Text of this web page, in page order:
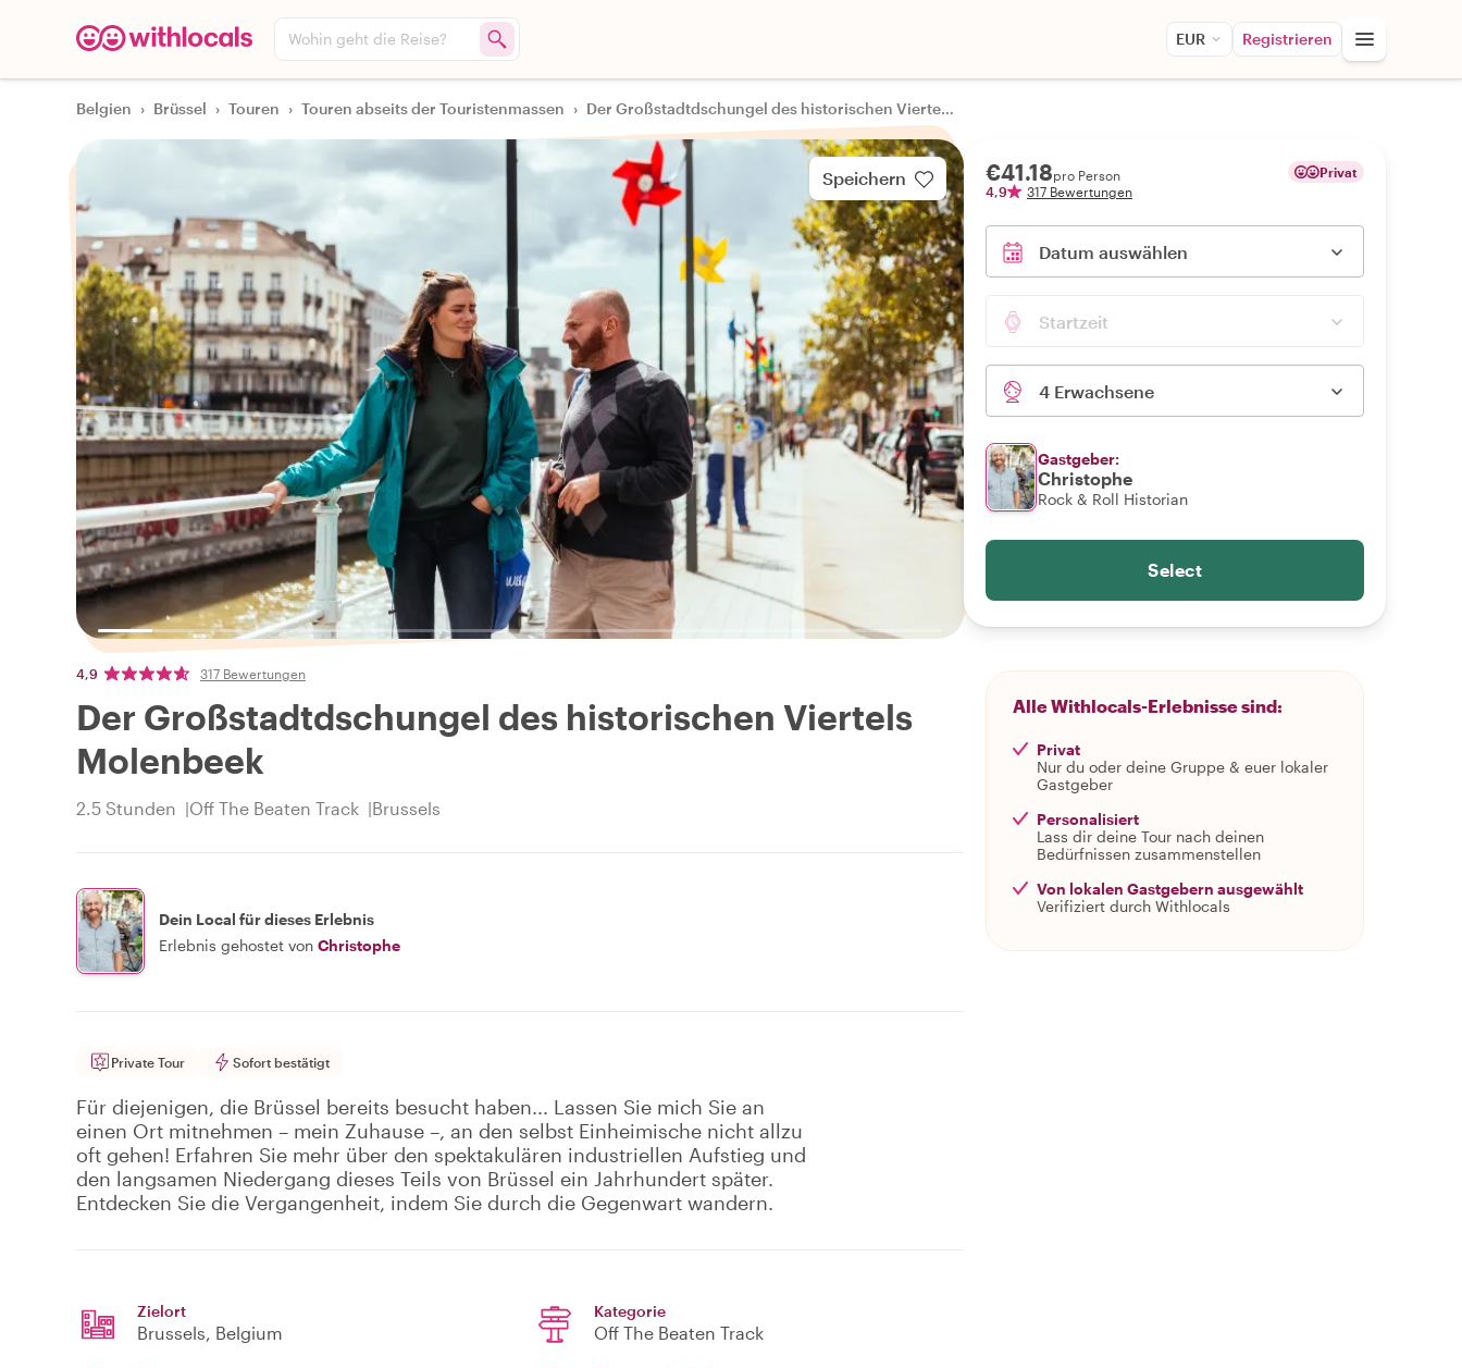
Wohin geht die Reise? EUR Registrieren
Belgien › Brüssel › Touren › Touren abseits der Touristenmassen › Der Großstadtdschungel des historischen Viertels Molenbeek
Speichern
4,9 317 Bewertungen
Der Großstadtdschungel des historischen Viertels
Molenbeek
2.5 Stunden Off The Beaten Track Brussels
Dein Local für dieses Erlebnis
Erlebnis gehostet von Christophe
Private Tour Sofort bestätigt
Für diejenigen, die Brüssel bereits besucht haben... Lassen Sie mich Sie an
einen Ort mitnehmen – mein Zuhause –, an den selbst Einheimische nicht allzu
oft gehen! Erfahren Sie mehr über den spektakulären industriellen Aufstieg und
den langsamen Niedergang dieses Teils von Brüssel ein Jahrhundert später.
Entdecken Sie die Vergangenheit, indem Sie durch die Gegenwart wandern.
Zielort
Brussels, Belgium
Kategorie
Off The Beaten Track
€41.18pro Person
4,9
317 Bewertungen
Privat
Datum auswählen
Startzeit
4 Erwachsene
Gastgeber:
Christophe
Rock & Roll Historian
Select
Alle Withlocals-Erlebnisse sind:
Privat
Nur du oder deine Gruppe & euer lokaler
Gastgeber
Personalisiert
Lass dir deine Tour nach deinen
Bedürfnissen zusammenstellen
Von lokalen Gastgebern ausgewählt
Verifiziert durch Withlocals